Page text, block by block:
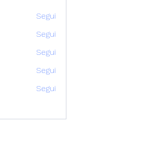
Segui
Segui
Segui
Segui
Segui